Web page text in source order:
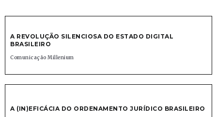
A REVOLUÇÃO SILENCIOSA DO ESTADO DIGITAL
BRASILEIRO
Comunicação Millenium
A (IN)EFICÁCIA DO ORDENAMENTO JURÍDICO BRASILEIRO